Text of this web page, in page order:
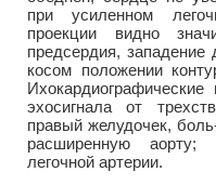
при усиленном
проекции видно
предсердия, западение
косом положении
эхосигнала от
правый желудочек,
расширенную аорту;
легочной артерии.